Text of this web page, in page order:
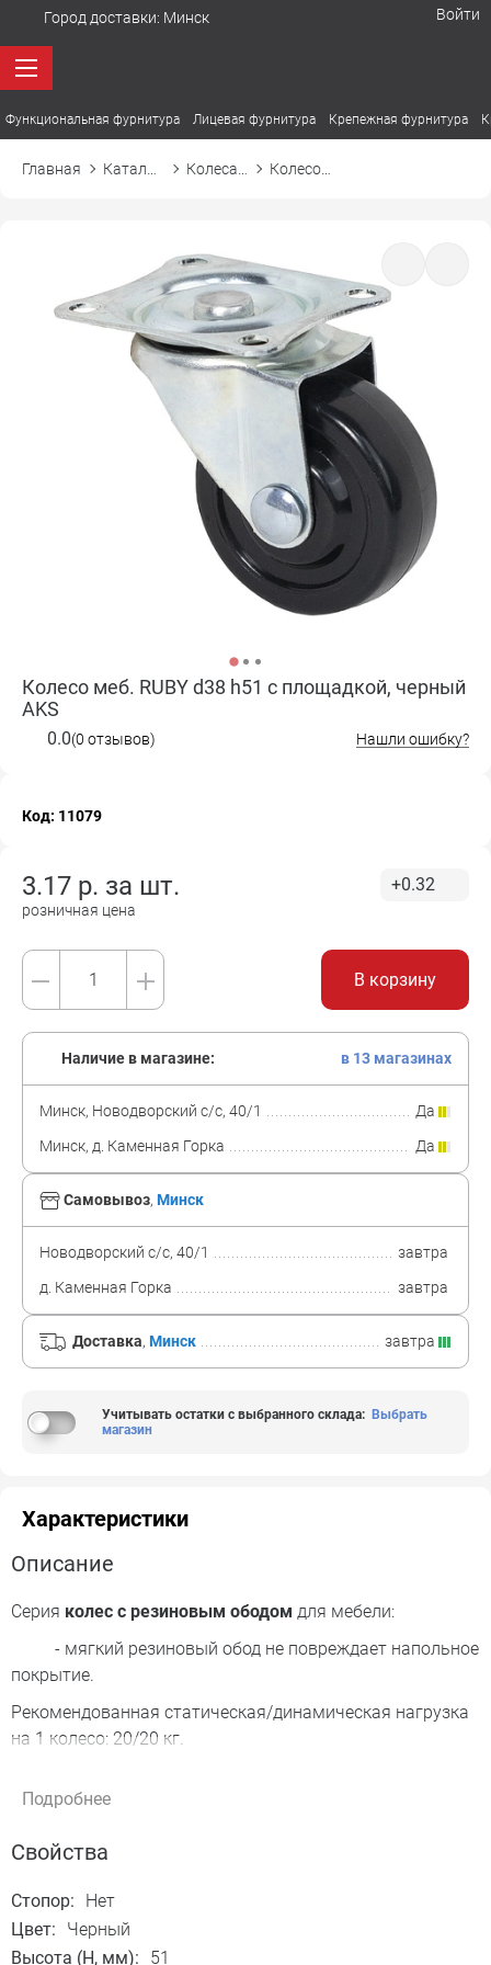
Город доставки: Минск Войти
Функциональная фурнитура Лицевая фурнитура Крепежная фурнитура
Главная
Колесо меб. RUBY d38 h51 с площадкой, черный
AKS
0.0(0 отзывов) Нашли ошибку?
Код: 11079
3.17 р. за шт.
розничная цена
+0.32
В корзину
Самовывоз, Минск
Новодворский с/с, 40/1
завтра
д. Каменная Горка
завтра
Доставка, Минск завтра
Наличие в магазине: в 13 магазинах
Минск, Новодворский с/с, 40/1
Да
Минск, д. Каменная Горка
Да
Учитывать остатки с выбранного склада: Выбрать
магазин
Характеристики
Описание
Серия колес с резиновым ободом для мебели:
- мягкий резиновый обод не повреждает напольное
покрытие.
Рекомендованная статическая/динамическая нагрузка
на 1 колесо: 20/20 кг.
Подробнее
Свойства
Стопор:
Нет
Цвет:
Черный
Высота (H, мм):
51